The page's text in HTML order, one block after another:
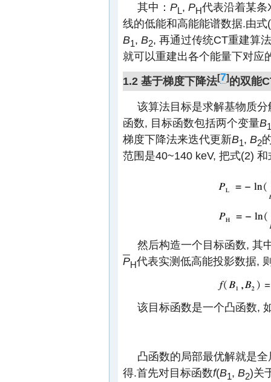
其中： PL, PH代表沿着某条
线的低能和高能能谱数据.由
B1, B2, 再通过传统CT重建算
就可以重建出各个能量下对应
1.2 基于梯度下降法[7]的双能
该算法目标是求解基物质
函数, 目标函数包括两个变量B1
梯度下降法来迭代更新B1, B2
范围是40~140 keV, 把式(2)
然后构造一个目标函数, 其
PH代表实测低高能投影数据,
该目标函数是一个凸函数,
凸函数的局部最优解就是
得.首先对目标函数f(B1, B2)关